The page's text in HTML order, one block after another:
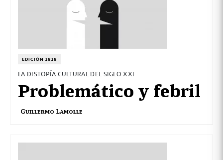
EDICIÓN 1818
LA DISTOPÍA CULTURAL DEL SIGLO XXI
Problemático y febril
Guillermo Lamolle